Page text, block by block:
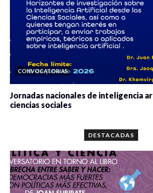
CONVOCATORIAS
Jornadas nacionales de inteligencia
ciencias sociales
DESTACADAS